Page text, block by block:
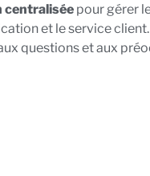
centraliséepour gérer
et le service
questions et aux